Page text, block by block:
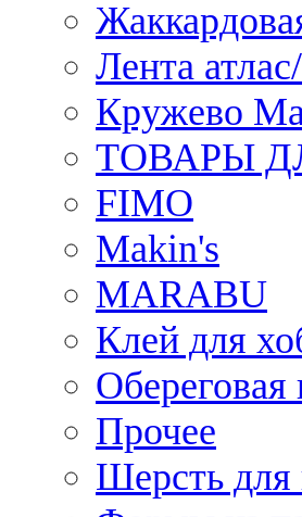
Лента
Кружево
ТОВАРЫ
FIMO
Makin's
MARABU
Клей для
Обереговая
Прочее
Шерсть для